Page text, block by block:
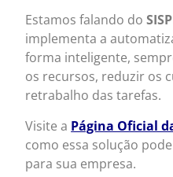
Estamos falando do
implementa a
forma inteligente,
os recursos, reduzir os
retrabalho das tarefas.
Visite a Página Oficial
como essa solução
para sua empresa.